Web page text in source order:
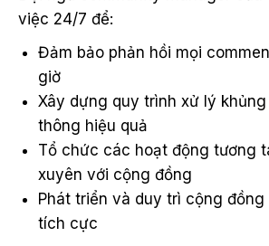
việc 24/7 để:
Đảm bảo phản hồi mọi
giờ
Xây dựng quy trình xử lý
thông hiệu quả
Tổ chức các hoạt động tương
xuyên với cộng đồng
Phát triển và duy trì cộng
tích cực